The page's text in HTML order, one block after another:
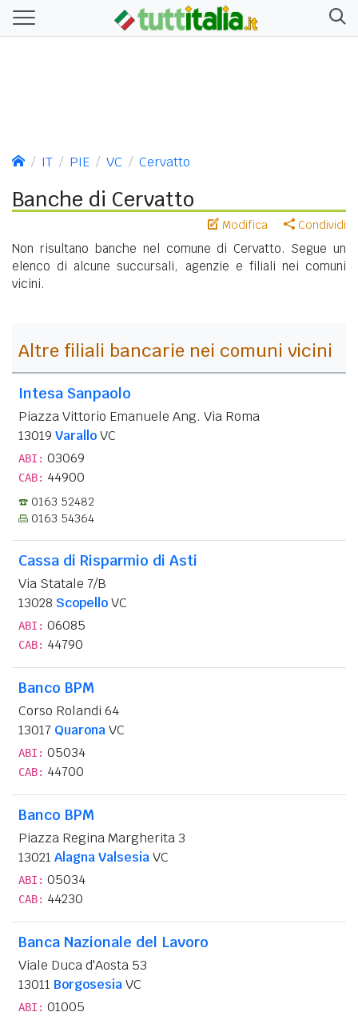
IT PIE VC Cervatto
Banche di Cervatto
Modifica Condividi
Non risultano banche nel comune di Cervatto. Segue un
elenco di alcune succursali, agenzie e filiali nei comuni
vicini.
Altre filiali bancarie nei comuni vicini
Intesa Sanpaolo
Piazza Vittorio Emanuele Ang. Via Roma
13019 VaralloVC
ABI: 03069
CAB: 44900
0163 52482
0163 54364
Cassa di Risparmio di Asti
Via Statale 7/B
13028 ScopelloVC
ABI: 06085
CAB: 44790
Banco BPM
Corso Rolandi 64
13017 QuaronaVC
ABI: 05034
CAB: 44700
Banco BPM
Piazza Regina Margherita 3
13021 Alagna ValsesiaVC
ABI: 05034
CAB: 44230
Banca Nazionale del Lavoro
Viale Duca d'Aosta 53
13011 BorgosesiaVC
ABI: 01005